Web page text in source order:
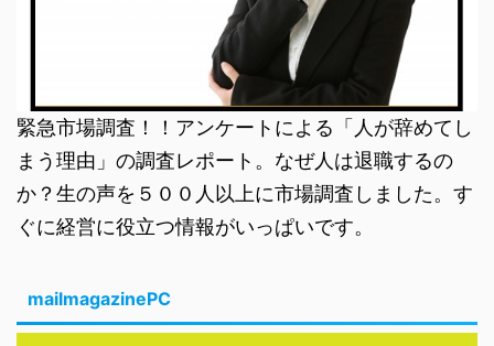
緊急市場調査！！アンケートによる「人が辞めてし
まう理由」の調査レポート。なぜ人は退職するの
か？生の声を５００人以上に市場調査しました。す
ぐに経営に役立つ情報がいっぱいです。
mailmagazinePC